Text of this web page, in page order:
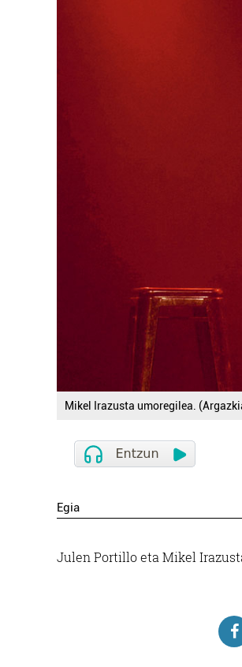
Mikel Irazusta umoregilea.
Egia
Julen Portillo eta Mikel